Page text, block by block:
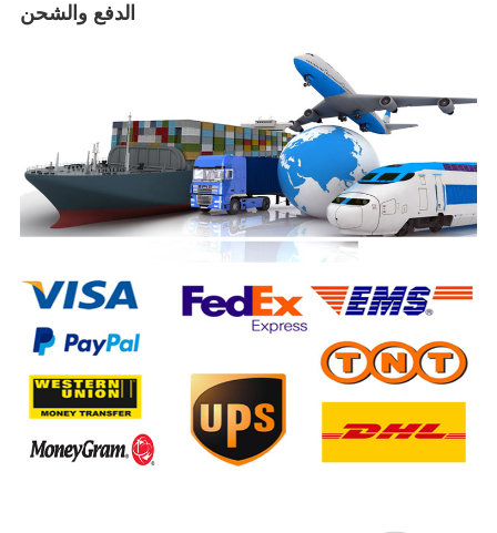
الدفع والشحن